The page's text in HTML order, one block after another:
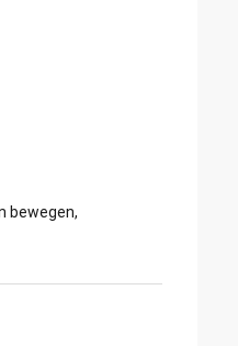
bewegen,